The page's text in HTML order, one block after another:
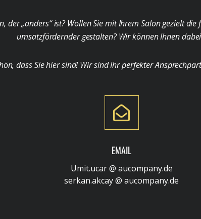
der „anders“ ist? Wollen Sie mit Ihrem Salon gezielt
umsatzfördernder gestalten? Wir können Ihnen
dass Sie hier sind! Wir sind Ihr perfekter
EMAIL
Umit.ucar @ aucompany.de
serkan.akcay @ aucompany.de